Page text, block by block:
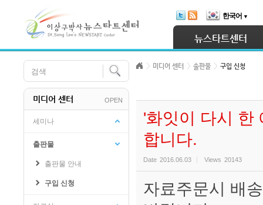
한국어 ▼
뉴스타트센터
미디어 센터 OPEN
세미나
출판물
출판물 안내
구입 신청
미디어 센터 출판물 구입 신청
'화잇이 다시 한
합니다.
Date 2016.06.03 Views 20143
자료주문시 배
Sketchbook5, 스케치북5
Sketchbook5, 스케치북5